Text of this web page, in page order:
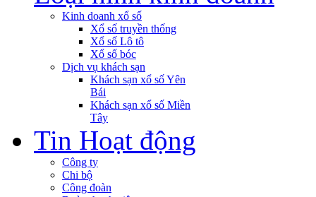
Kinh doanh xổ số
Xổ số truyền thống
Xổ số Lô tô
Xổ số bóc
Dịch vụ khách sạn
Khách sạn xổ số Yên
Bái
Khách sạn xổ số Miền
Tây
Tin Hoạt động
Công ty
Chi bộ
Công đoàn